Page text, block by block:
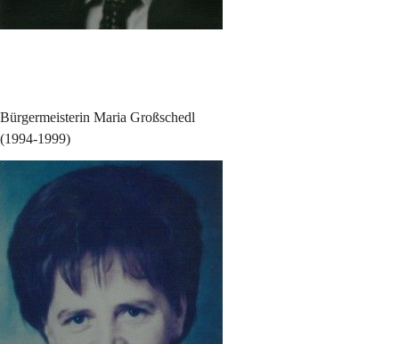
Bürgermeisterin Maria Großschedl
(1994-1999)